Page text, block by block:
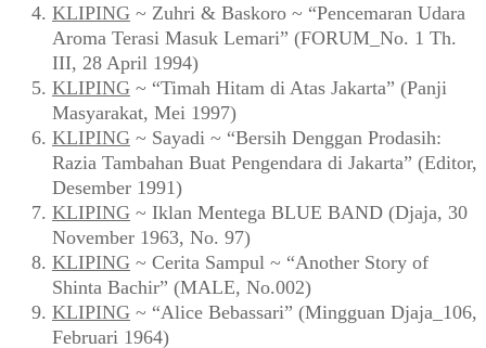
KLIPING ~ Zuhri & Baskoro ~ “Pencemaran Udara
Aroma Terasi Masuk Lemari” (FORUM_No. 1 Th.
III, 28 April 1994)
KLIPING ~ “Timah Hitam di Atas Jakarta” (Panji
Masyarakat, Mei 1997)
KLIPING ~ Sayadi ~ “Bersih Denggan Prodasih:
Razia Tambahan Buat Pengendara di Jakarta” (Editor,
Desember 1991)
KLIPING ~ Iklan Mentega BLUE BAND (Djaja, 30
November 1963, No. 97)
KLIPING ~ Cerita Sampul ~ “Another Story of
Shinta Bachir” (MALE, No.002)
KLIPING ~ “Alice Bebassari” (Mingguan Djaja_106,
Februari 1964)